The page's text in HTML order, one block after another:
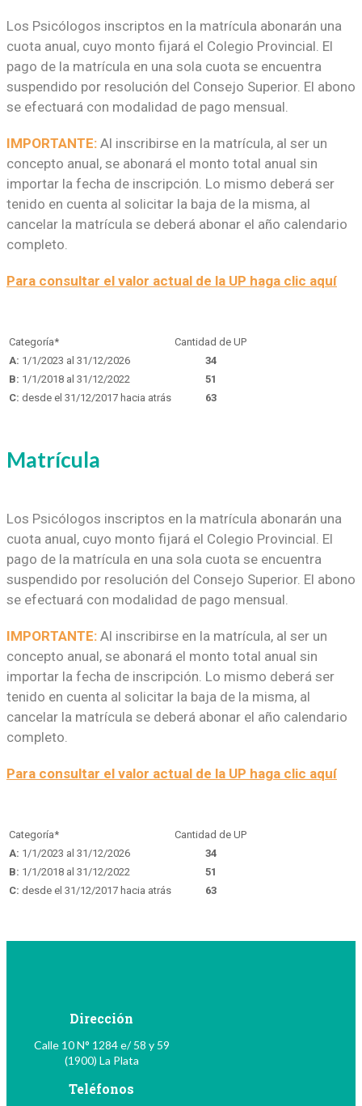
Los Psicólogos inscriptos en la matrícula abonarán una
cuota anual, cuyo monto fijará el Colegio Provincial. El
pago de la matrícula en una sola cuota se encuentra
suspendido por resolución del Consejo Superior. El abono
se efectuará con modalidad de pago mensual.
IMPORTANTE: Al inscribirse en la matrícula, al ser un
concepto anual, se abonará el monto total anual sin
importar la fecha de inscripción. Lo mismo deberá ser
tenido en cuenta al solicitar la baja de la misma, al
cancelar la matrícula se deberá abonar el año calendario
completo.
Para consultar el valor actual de la UP haga clic aquí
Categoría*
Cantidad de UP
A: 1/1/2023 al 31/12/2026
34
B: 1/1/2018 al 31/12/2022
51
C: desde el 31/12/2017 hacia atrás 63
Matrícula
Los Psicólogos inscriptos en la matrícula abonarán una
cuota anual, cuyo monto fijará el Colegio Provincial. El
pago de la matrícula en una sola cuota se encuentra
suspendido por resolución del Consejo Superior. El abono
se efectuará con modalidad de pago mensual.
IMPORTANTE: Al inscribirse en la matrícula, al ser un
concepto anual, se abonará el monto total anual sin
importar la fecha de inscripción. Lo mismo deberá ser
tenido en cuenta al solicitar la baja de la misma, al
cancelar la matrícula se deberá abonar el año calendario
completo.
Para consultar el valor actual de la UP haga clic aquí
Categoría*
Cantidad de UP
A: 1/1/2023 al 31/12/2026
34
B: 1/1/2018 al 31/12/2022
51
C: desde el 31/12/2017 hacia atrás 63
Dirección
Calle 10 N° 1284 e/ 58 y 59
(1900) La Plata
Teléfonos